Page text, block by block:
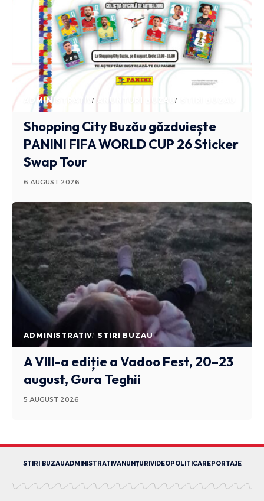
ADMINISTRATIV ANUNTURI BUZAU
Shopping City Buzău găzduiește
PANINI FIFA WORLD CUP 26 Sticker
Swap Tour
6 AUGUST 2026
ADMINISTRATIV STIRI BUZAU
A VIII-a ediție a Vadoo Fest, 20–23
august, Gura Teghii
5 AUGUST 2026
STIRI BUZAUADMINISTRATIVANUNȚURIVIDEOPOLITICAREPORTAJE